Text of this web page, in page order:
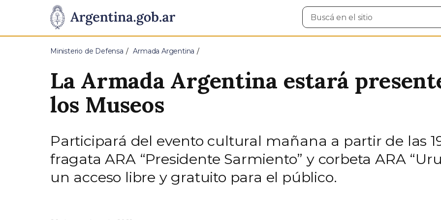
Presidencia
de
Pasar al contenido principal
Buscar
en
Ministerio de Defensa Armada Argentina
La Armada Argentina estará
los Museos
Participará del evento cultural mañana a partir de las
fragata ARA “Presidente Sarmiento” y corbeta ARA
un acceso libre y gratuito para el público.